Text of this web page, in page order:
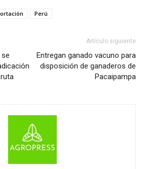
Perú
Artículo siguiente
Entregan ganado vacuno para
disposición de ganaderos de
Pacaipampa